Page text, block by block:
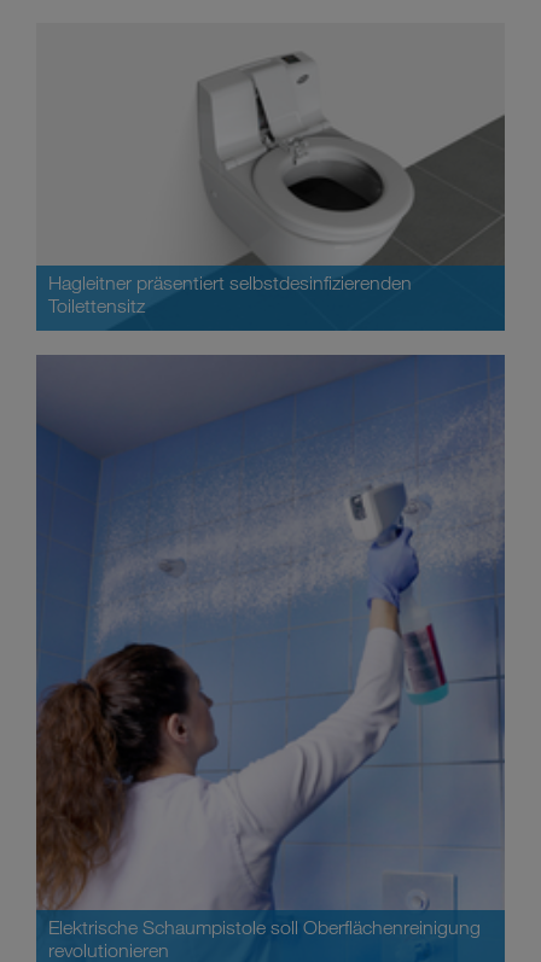
Hagleitner präsentiert selbstdesinfizierenden
Toilettensitz
Elektrische Schaumpistole soll Oberflächenreinigung
revolutionieren